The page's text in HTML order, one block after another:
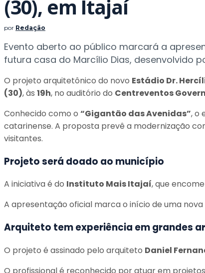
(30), em Itajaí
por Redação
Evento aberto ao público marcará a
futura casa do Marcílio Dias, desenvolvido
O projeto arquitetônico do novo Estádio Dr.
(30), às 19h, no auditório do Centreventos
Conhecido como o “Gigantão das Avenidas”, o
catarinense. A proposta prevê a modernização
visitantes.
Projeto será doado ao município
A iniciativa é do Instituto Mais Itajaí, que
A apresentação oficial marca o início de uma
Arquiteto tem experiência em grandes
O projeto é assinado pelo arquiteto Daniel
O profissional é reconhecido por atuar em